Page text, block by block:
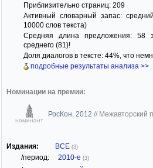
Приблизительно страниц: 209
Активный словарный запас:
10000 слов текста)
Средняя длина предложения: 58
среднего (81)!
Доля диалогов в тексте: 44%, что
подробные результаты анализа >>
Номинации на премии:
номинант
РосКон, 2012 // Межавторский
Издания: ВСЕ (3)
/период: 2010-е (3)